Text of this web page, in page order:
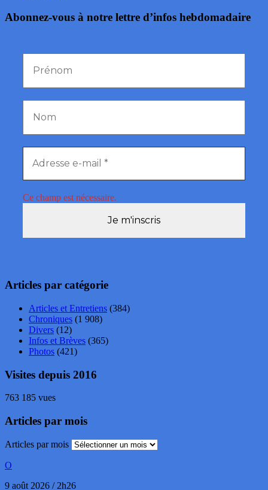
Abonnez-vous à notre lettre d’infos hebdomadaire
Ce champ est nécessaire.
Articles par catégorie
Articles et Entretiens (384)
Chroniques (1 908)
Divers (12)
Infos et Brèves (365)
Photos (421)
Visites depuis 2016
763 185 vues
Articles par mois
Articles par mois
O
9 août 2026 / 2h26